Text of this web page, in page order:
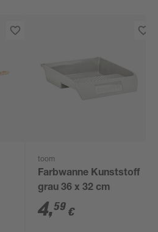
toom
Farbwanne Kunststoff
grau 36 x 32 cm
4,59 €